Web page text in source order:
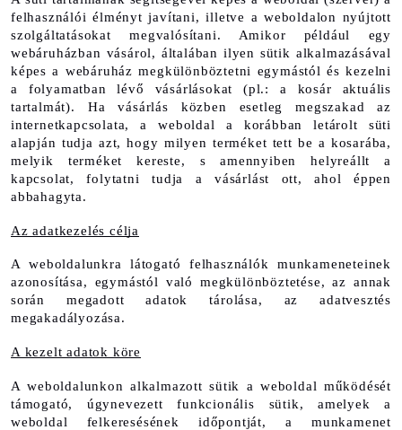
felhasználói élményt javítani, illetve a weboldalon nyújtott
szolgáltatásokat megvalósítani. Amikor például egy
webáruházban vásárol, általában ilyen sütik alkalmazásával
képes a webáruház megkülönböztetni egymástól és kezelni
a folyamatban lévő vásárlásokat (pl.: a kosár aktuális
tartalmát). Ha vásárlás közben esetleg megszakad az
internetkapcsolata, a weboldal a korábban letárolt süti
alapján tudja azt, hogy milyen terméket tett be a kosarába,
melyik terméket kereste, s amennyiben helyreállt a
kapcsolat, folytatni tudja a vásárlást ott, ahol éppen
abbahagyta.
Az adatkezelés célja
A weboldalunkra látogató felhasználók munkameneteinek
azonosítása, egymástól való megkülönböztetése, az annak
során megadott adatok tárolása, az adatvesztés
megakadályozása.
A kezelt adatok köre
A weboldalunkon alkalmazott sütik a weboldal működését
támogató, úgynevezett funkcionális sütik, amelyek a
weboldal felkeresésének időpontját, a munkamenet